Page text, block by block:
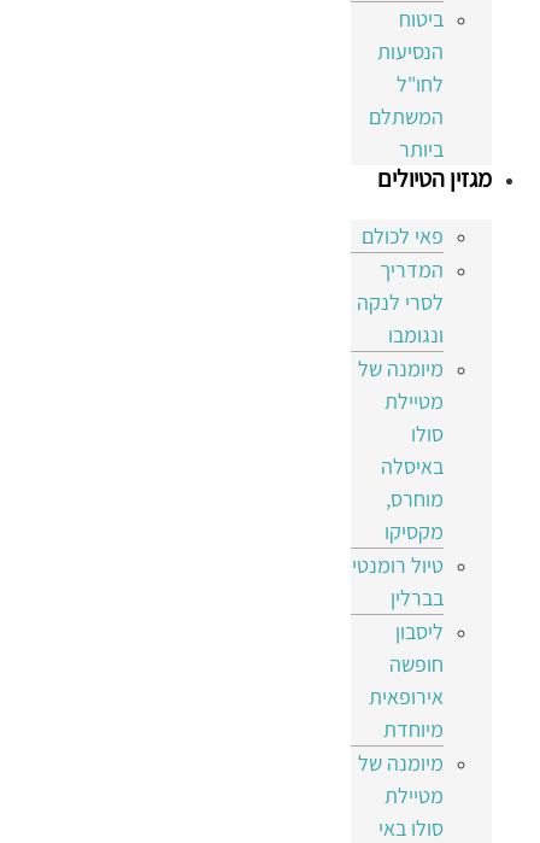
ביטוח
הנסיעות
לחו"ל
המשתלם
ביותר
מגזין הטיולים
פאי לכולם
המדריך
לסרי לנקה
ונגומבו
מיומנה של
מטיילת
סולו
באיסלה
מוחרס,
מקסיקו
טיול רומנטי
בברלין
ליסבון
חופשה
אירופאית
מיוחדת
מיומנה של
מטיילת
סולו באי